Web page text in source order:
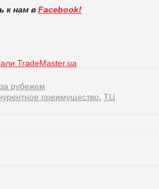
к нам в Facebook!
TradeMaster.ua
рубежем
преимущество ТЦ